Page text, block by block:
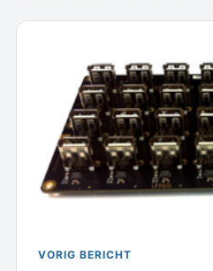
VORIG BERICHT